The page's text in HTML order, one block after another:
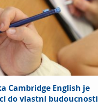
Cambridge English je
do vlastní budoucnosti